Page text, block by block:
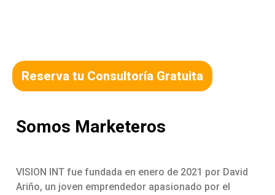
Reserva tu Consultoría Gratuita
Somos Marketeros
VISION INT fue fundada en enero de 2021 por David
Ariño, un joven emprendedor apasionado por el